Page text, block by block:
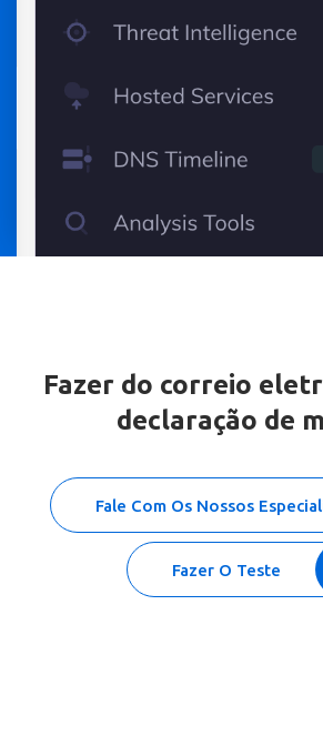
Fazer do correio
declaração de
Fale Com Os Nossos
Fazer O Teste